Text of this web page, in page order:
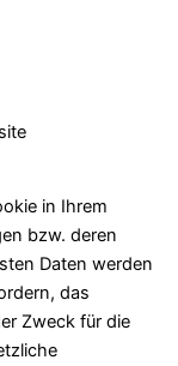
in Ihrem
bzw. deren
Daten werden
das
Zweck für die